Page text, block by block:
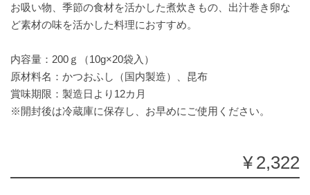
お吸い物、季節の食材を活かした煮炊きもの、出汁巻き卵な
ど素材の味を活かした料理におすすめ。
内容量：200ｇ（10g×20袋入）
原材料名：かつおふし（国内製造）、昆布
賞味期限：製造日より12カ月
※開封後は冷蔵庫に保存し、お早めにご使用ください。
¥2,322